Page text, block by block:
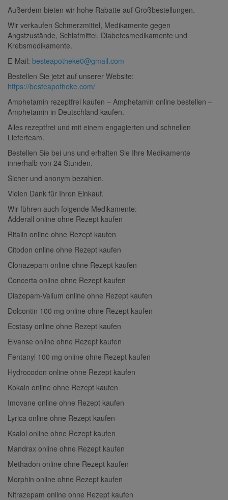
Außerdem bieten wir hohe Rabatte auf Großbestellungen.
Wir verkaufen Schmerzmittel, Medikamente gegen
Angstzustände, Schlafmittel, Diabetesmedikamente und
Krebsmedikamente.
E-Mail: besteapotheke0@gmail.com
Bestellen Sie jetzt auf unserer Website:
https://besteapotheke.com/
Amphetamin rezeptfrei kaufen – Amphetamin online bestellen –
Amphetamin in Deutschland kaufen.
Alles rezeptfrei und mit einem engagierten und schnellen
Lieferteam.
Bestellen Sie bei uns und erhalten Sie Ihre Medikamente
innerhalb von 24 Stunden.
Sicher und anonym bezahlen.
Vielen Dank für Ihren Einkauf.
Wir führen auch folgende Medikamente:
Adderall online ohne Rezept kaufen
Ritalin online ohne Rezept kaufen
Citodon online ohne Rezept kaufen
Clonazepam online ohne Rezept kaufen
Concerta online ohne Rezept kaufen
Diazepam-Valium online ohne Rezept kaufen
Dolcontin 100 mg online ohne Rezept kaufen
Ecstasy online ohne Rezept kaufen
Elvanse online ohne Rezept kaufen
Fentanyl 100 mg online ohne Rezept kaufen
Hydrocodon online ohne Rezept kaufen
Kokain online ohne Rezept kaufen
Imovane online ohne Rezept kaufen
Lyrica online ohne Rezept kaufen
Ksalol online ohne Rezept kaufen
Mandrax online ohne Rezept kaufen
Methadon online ohne Rezept kaufen
Morphin online ohne Rezept kaufen
Nitrazepam online ohne Rezept kaufen